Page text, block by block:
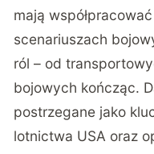
mają
scenariuszach
ról – od
bojowych kończąc.
postrzegane jako
lotnictwa USA oraz